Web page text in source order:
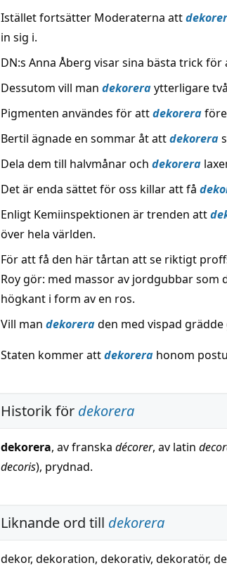
Istället fortsätter Moderaterna att
in sig i.
DN:s Anna Åberg visar sina bästa trick för
Dessutom vill man dekoreraytterligare
Pigmenten användes för attdekorera
Bertil ägnade en sommar åt attdekorera
Dela dem till halvmånar och dekorera
Det är enda sättet för oss killar att få
Enligt Kemiinspektionen är trenden att
över hela världen.
För att få den här tårtan att se riktigt
Roy gör: med massor av jordgubbar som
högkant i form av en ros.
Vill man dekoreraden med vispad
Staten kommer attdekorera honom
Historik för dekorera
dekorera, av franska décorer, av latin
decoris), prydnad.
Liknande ord till dekorera
dekor, dekoration, dekorativ, dekoratör,